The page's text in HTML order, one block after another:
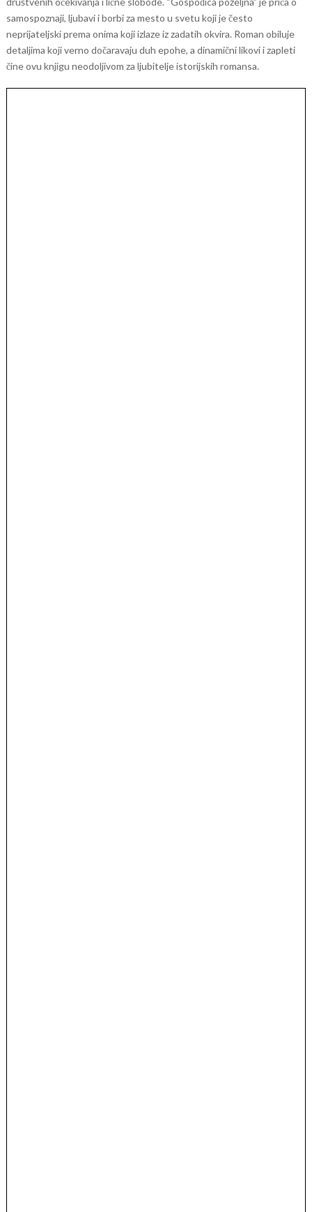
samospoznaji, ljubavi i borbi za mesto u svetu koji je često
neprijateljski prema onima koji izlaze iz zadatih okvira. Roman obiluje
detaljima koji verno dočaravaju duh epohe, a dinamični likovi i zapleti
čine ovu knjigu neodoljivom za ljubitelje istorijskih romansa.